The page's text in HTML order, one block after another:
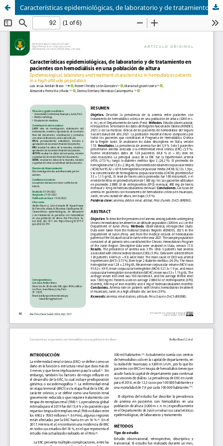
Características epidemiológicas, de laboratorio y de tratamiento en pacientes con hemodiálisis en una población de altura